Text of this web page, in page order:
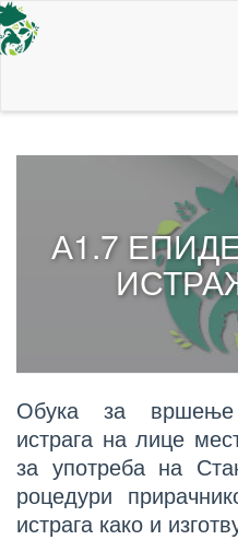
Skip
to
main
А1.7
Обука за
истрага на лице
за употреба на
роцедури
истрага како и